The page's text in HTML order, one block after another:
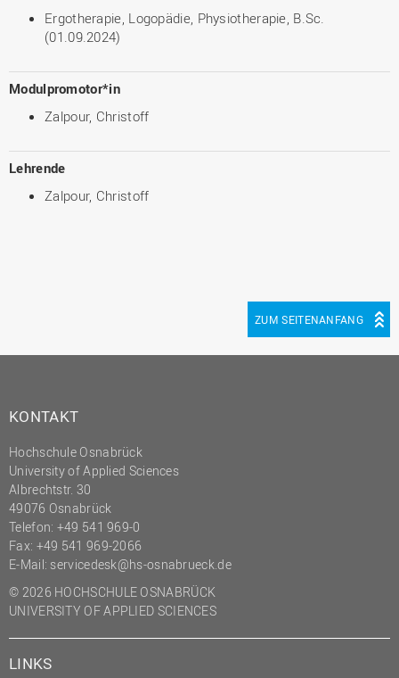
Ergotherapie, Logopädie, Physiotherapie, B.Sc.
(01.09.2024)
Modulpromotor*in
Zalpour, Christoff
Lehrende
Zalpour, Christoff
ZUM SEITENANFANG
KONTAKT
Hochschule Osnabrück
University of Applied Sciences
Albrechtstr. 30
49076 Osnabrück
Telefon: +49 541 969-0
Fax: +49 541 969-2066
E-Mail: servicedesk@hs-osnabrueck.de
© 2026 HOCHSCHULE OSNABRÜCK
UNIVERSITY OF APPLIED SCIENCES
LINKS